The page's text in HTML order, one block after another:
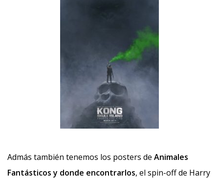
Admás también tenemos los posters de Animales
Fantásticos y donde encontrarlos, el spin-off de Harry